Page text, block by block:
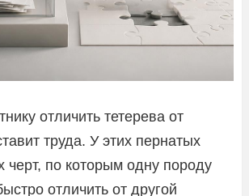
отличить тетерева от
труда. У этих пернатых
черт, по которым одну породу
отличить от другой